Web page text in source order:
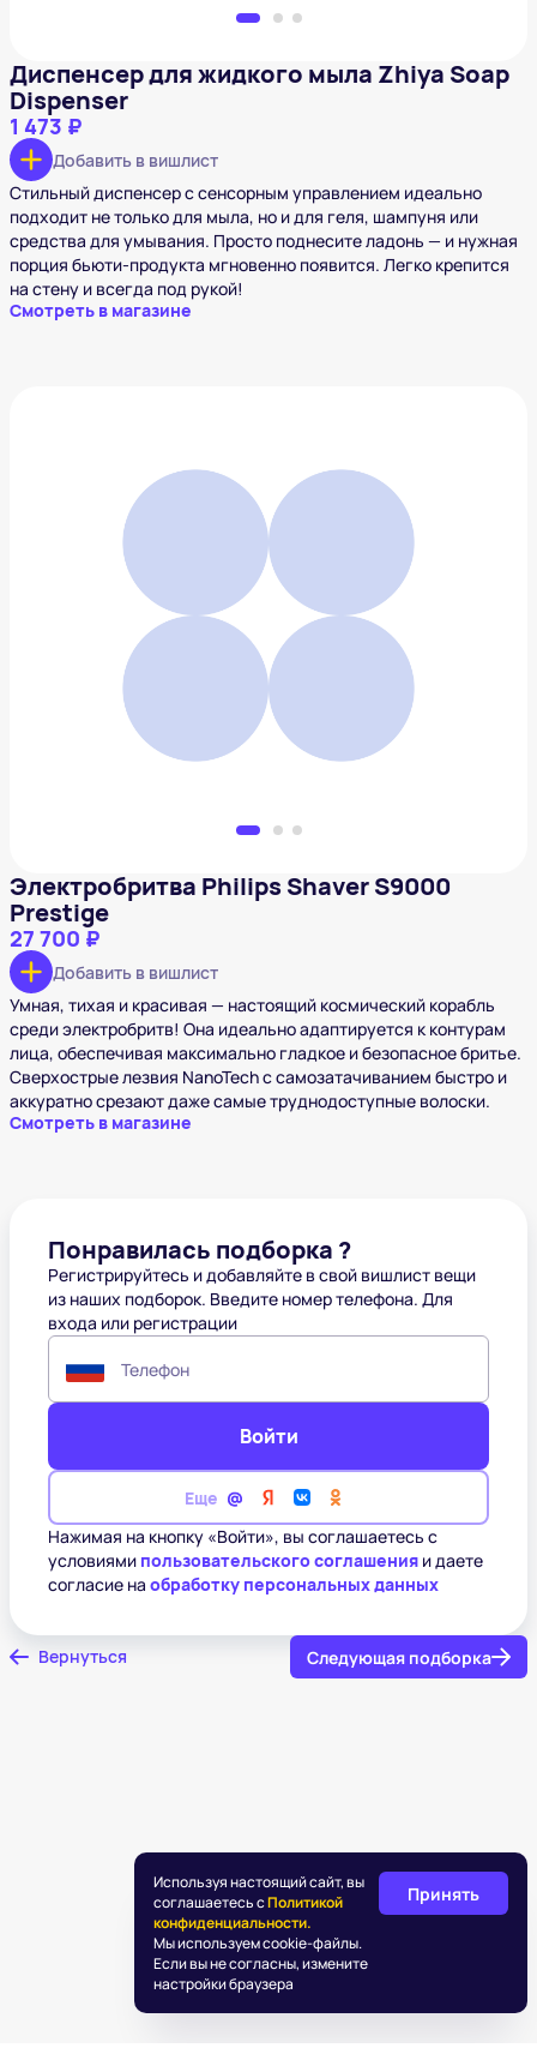
Диспенсер для жидкого мыла Zhiya Soap
Dispenser
1 473 ₽
Добавить в вишлист
Стильный диспенсер с сенсорным управлением идеально
подходит не только для мыла, но и для геля, шампуня или
средства для умывания. Просто поднесите ладонь — и нужная
порция бьюти-продукта мгновенно появится. Легко крепится
на стену и всегда под рукой!
Смотреть в магазине
Электробритва Philips Shaver S9000 Prestige
27 700 ₽
Добавить в вишлист
Электробритва Philips Shaver S9000
Prestige
27 700 ₽
Добавить в вишлист
Умная, тихая и красивая — настоящий космический корабль
среди электробритв! Она идеально адаптируется к контурам
лица, обеспечивая максимально гладкое и безопасное бритье.
Сверхострые лезвия NanoTech с самозатачиванием быстро и
аккуратно срезают даже самые труднодоступные волоски.
Смотреть в магазине
Понравилась подборка ?
Регистрируйтесь и добавляйте в свой вишлист вещи
из наших подборок. Введите номер телефона. Для
входа или регистрации
Телефон
Войти
Еще
Нажимая на кнопку «Войти», вы соглашаетесь с
условиями пользовательского соглашения и даете
согласие на обработку персональных данных
Вернуться Следующая подборка
Используя настоящий сайт, вы
соглашаетесь сПолитикой
конфиденциальности.
Мы используем cookie-файлы.
Если вы не согласны, измените
настройки браузера
Принять